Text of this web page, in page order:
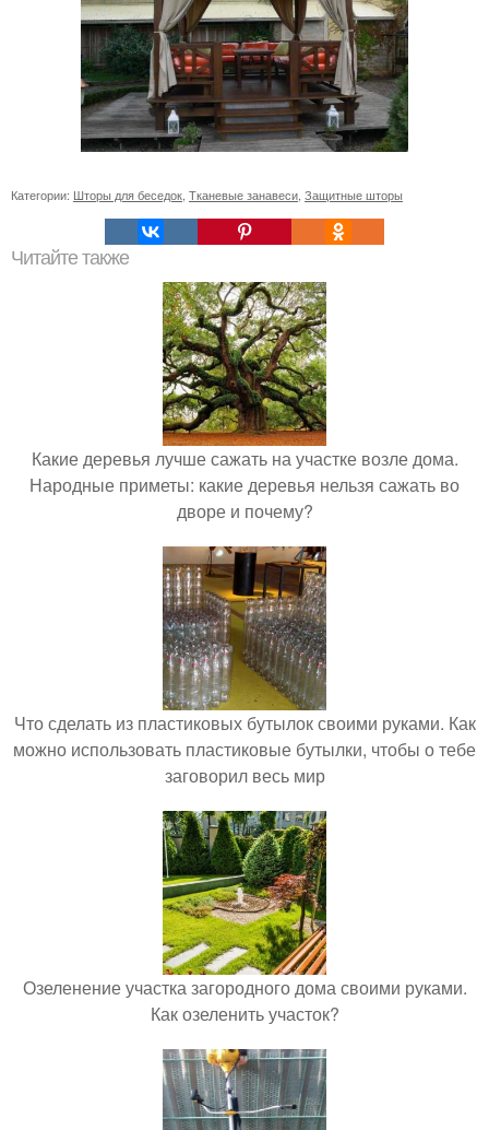
Категории: Шторы для беседок Тканевые занавеси Защитные шторы
Читайте также
Какие деревья лучше сажать на участке возле дома.
Народные приметы: какие деревья нельзя сажать во
дворе и почему?
Что сделать из пластиковых бутылок своими руками. Как
можно использовать пластиковые бутылки, чтобы о тебе
заговорил весь мир
Озеленение участка загородного дома своими руками.
Как озеленить участок?